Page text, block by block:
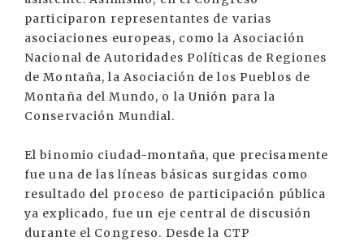
participaron representantes de varias
asociaciones europeas, como la Asociación
Nacional de Autoridades Políticas de Regiones
de Montaña, la Asociación de los Pueblos de
Montaña del Mundo, o la Unión para la
Conservación Mundial.
El binomio ciudad-montaña, que precisamente
fue una de las líneas básicas surgidas como
resultado del proceso de participación pública
ya explicado, fue un eje central de discusión
durante el Congreso. Desde la CTP